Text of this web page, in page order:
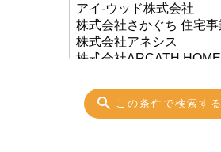
この条件で検索する